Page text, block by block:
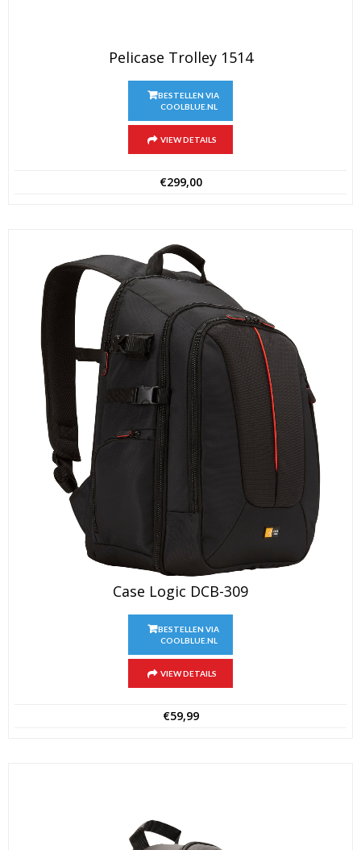
Pelicase Trolley 1514
BESTELLEN VIA
COOLBLUE.NL
VIEW DETAILS
€299,00
Case Logic DCB-309
BESTELLEN VIA
COOLBLUE.NL
VIEW DETAILS
€59,99